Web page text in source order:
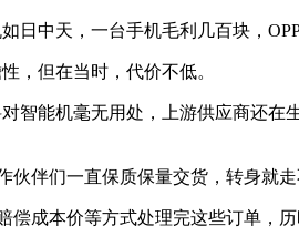
日中天，一台手机毛利几百块，
，但在当时，代价不低。
智能机毫无用处，上游供应商还
伙伴们一直保质保量交货，转身就走
偿成本价等方式处理完这些订单，